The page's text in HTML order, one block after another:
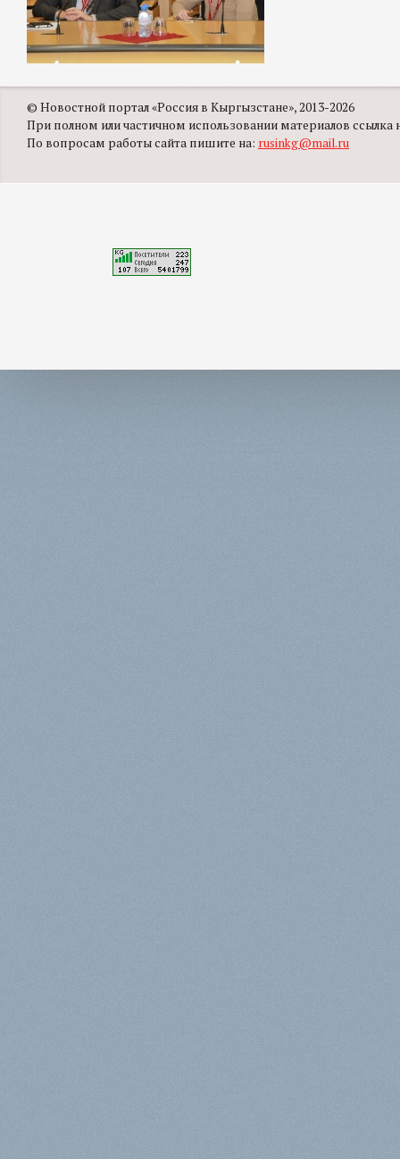
© Новостной портал «Россия в Кыргызстане», 2013-2026
При полном или частичном использовании материалов ссылка
По вопросам работы сайта пишите на: rusinkg@mail.ru